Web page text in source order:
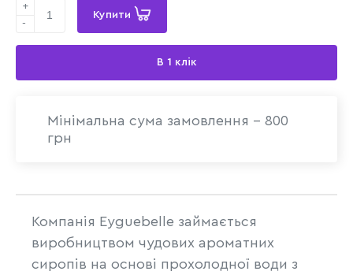
+
-
Купити
В 1 клік
Мінімальна сума замовлення - 800
грн
Компанія Eyguebelle займається
виробництвом чудових ароматних
сиропів на основі прохолодної води з